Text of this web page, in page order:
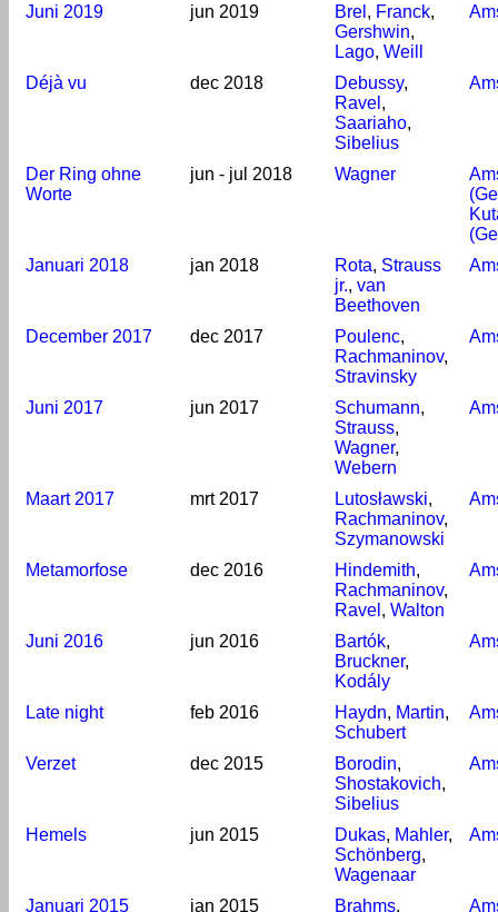
Juni 2019 jun 2019 Brel , Franck,
Gershwin,
Lago, Weill
Déjà vu dec 2018 Debussy,
Ravel ,
Saariaho,
Sibelius
Der Ring ohne
Worte
jun - jul 2018 Wagner
Januari 2018
jan 2018 Rota, Strauss
jr., van
Beethoven
December 2017 dec 2017 Poulenc,
Rachmaninov,
Stravinsky
Juni 2017 jun 2017 Schumann,
Strauss,
Wagner,
Webern
Maart 2017 mrt 2017 Lutosławski,
Rachmaninov,
Szymanowski
Metamorfose dec 2016 Hindemith,
Rachmaninov,
Ravel , Walton
Juni 2016 jun 2016 Bartók,
Bruckner,
Kodály
Late night feb 2016 Haydn, Martin,
Schubert
Verzet dec 2015 Borodin,
Shostakovich,
Sibelius
Hemels jun 2015 Dukas, Mahler,
Schönberg,
Wagenaar
Januari 2015 jan 2015 Brahms,